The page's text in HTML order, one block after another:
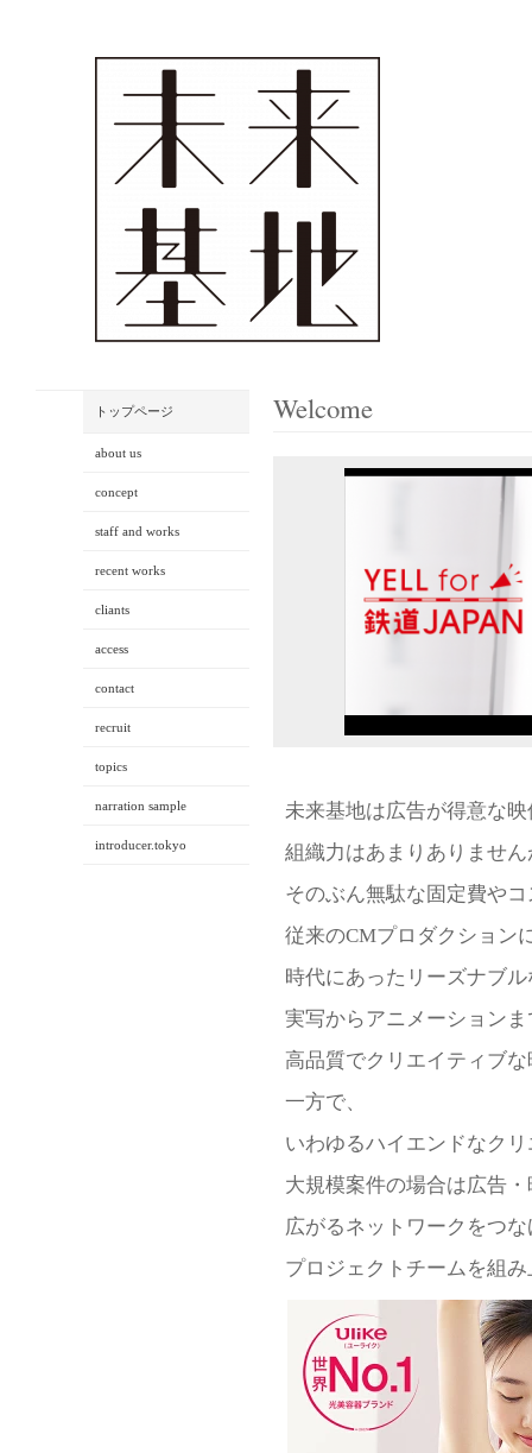
Welcome
未来基地は広告が得意な
組織力はあまりありません
そのぶん無駄な固定費や
従来のCMプロダクション
時代にあったリーズナブ
実写からアニメーション
高品質でクリエイティブ
一方で、
いわゆるハイエンドなク
大規模案件の場合は広告
広がるネットワークをつ
プロジェクトチームを組
トップページ
about us
concept
staff and works
recent works
cliants
access
contact
recruit
topics
narration sample
introducer.tokyo